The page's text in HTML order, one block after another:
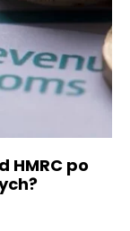
HMRC po